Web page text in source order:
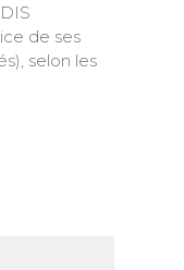
de ses
selon les